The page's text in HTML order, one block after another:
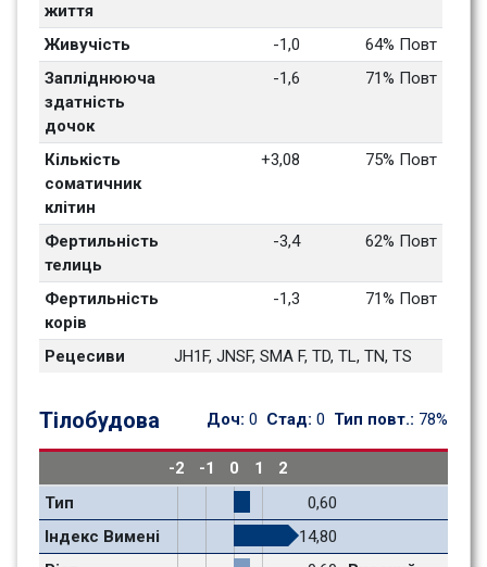
життя
Живучість -1,0
64% Повт
Запліднююча
здатність
дочок
-1,6 71% Повт
Кількість
соматичник
клітин
+3,08 75% Повт
Фертильність
телиць
-3,4 62% Повт
Фертильність
корів
-1,3 71% Повт
Рецесиви JH1F, JNSF, SMA F, TD, TL, TN, TS
Тілобудова Доч: 0 Стад: 0 Тип повт.: 78%
-2 -1 0 1
2
Тип
0,60
Індекс Вимені
14,80